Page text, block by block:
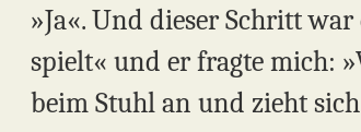
»Ja«. Und dieser Schritt
spielt« und er fragte mich:
beim Stuhl an und zieht